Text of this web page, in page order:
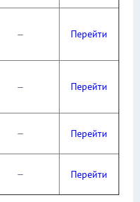
— Перейти
— Перейти
— Перейти
— Перейти